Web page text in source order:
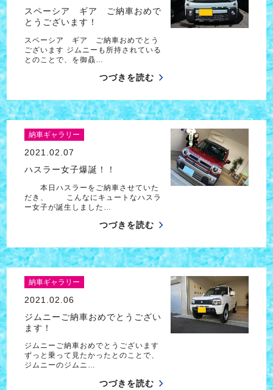
スペーシア ギア ご納車おめで
とうございます！
スペーシア ギア ご納車おめでとう
ございます ジムニーも所持されている
とのことで、を御贔…
つづきを読む
納車ギャラリー
2021.02.07
ハスラー女子爆誕！！
本日ハスラーをご納車させていた
だき、 こんなにキュートなハスラ
ー女子が誕生しました…
つづきを読む
納車ギャラリー
2021.02.06
ジムニーご納車おめでとうござい
ます！
ジムニーご納車おめでとうございます
ずっと乗って見たかったとのことで、
ジムニーのジムニ…
つづきを読む